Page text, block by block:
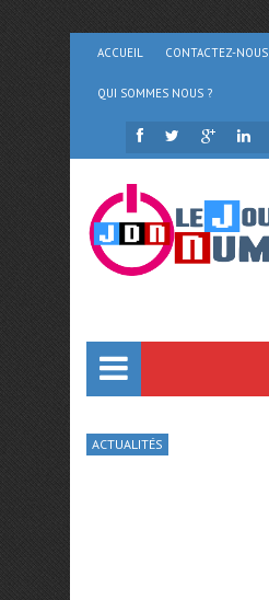
ACCUEIL CONTACTEZ-NOUS
QUI SOMMES NOUS ?
ACTUALITÉS